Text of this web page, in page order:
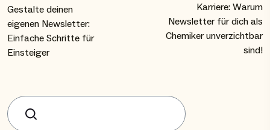
Gestalte deinen
eigenen Newsletter:
Einfache Schritte für
Einsteiger
Karriere: Warum
Newsletter für dich als
Chemiker unverzichtbar
sind!
Suchen